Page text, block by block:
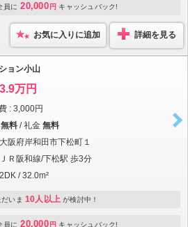
員に 20,000 円 キャッシュバック!
お気に入りに追加 詳細を見る
ョン小山
3.9万円
: 3,000円
無料 / 礼金 無料
大阪府岸和田市下松町１
ＪＲ阪和線/下松駅 歩3分
2DK / 32.0m²
だいま 10人以上 が検討中！
員に 20,000 円 キャッシュバック!